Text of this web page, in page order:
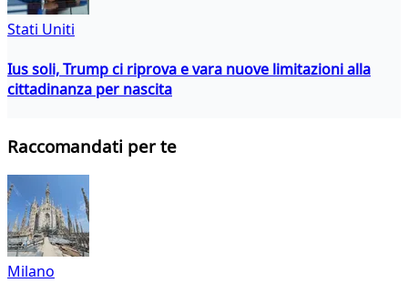
Stati Uniti
Ius soli, Trump ci riprova e vara nuove limitazioni alla
cittadinanza per nascita
Raccomandati per te
Milano